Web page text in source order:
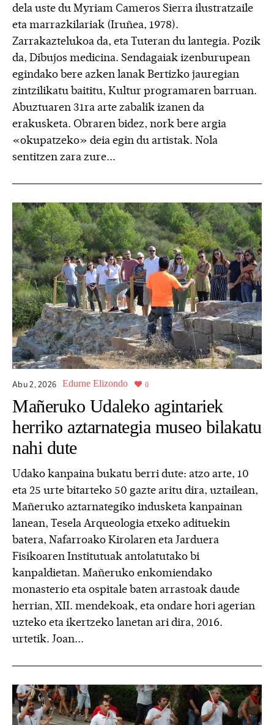
dela uste du Myriam Cameros Sierra ilustratzaile
eta marrazkilariak (Iruñea, 1978).
Zarrakaztelukoa da, eta Tuteran du lantegia. Pozik
da, Dibujos medicina. Sendagaiak izenburupean
egindako bere azken lanak Bertizko jauregian
zintzilikatu baititu, Kultur programaren barruan.
Abuztuaren 31ra arte zabalik izanen da
erakusketa. Obraren bidez, nork bere argia
«okupatzeko» deia egin du artistak. Nola
sentitzen zara zure...
Abu 2,2026 Edurne Elizondo 0
Mañeruko Udaleko agintariek
herriko aztarnategia museo bilakatu
nahi dute
Udako kanpaina bukatu berri dute: atzo arte, 10
eta 25 urte bitarteko 50 gazte aritu dira, uztailean,
Mañeruko aztarnategiko indusketa kanpainan
lanean, Tesela Arqueologia etxeko adituekin
batera, Nafarroako Kirolaren eta Jarduera
Fisikoaren Institutuak antolatutako bi
kanpaldietan. Mañeruko enkomiendako
monasterio eta ospitale baten arrastoak daude
herrian, XII. mendekoak, eta ondare hori agerian
uzteko eta ikertzeko lanetan ari dira, 2016.
urtetik. Joan...